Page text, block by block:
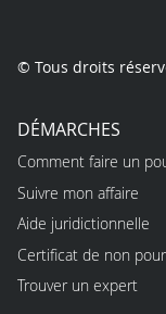
© Tous droits
DÉMARCHES
Comment faire un
Suivre mon affaire
Aide juridictionnelle
Certificat de non
Trouver un expert